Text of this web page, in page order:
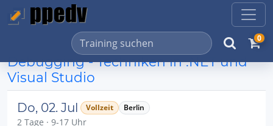
0
Debugging - Techniken in .NET und
Visual Studio
Do, 02. Jul Vollzeit Berlin
2 Tage · 9-17 Uhr